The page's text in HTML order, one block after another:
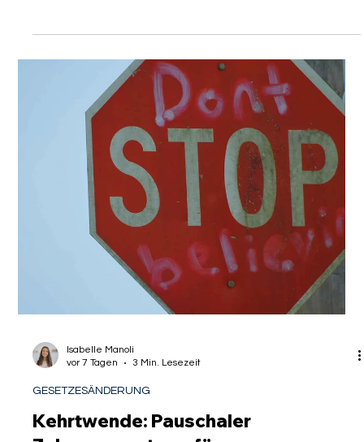
Personalverantwortlichen: Die EU-Mitgliedstaaten haben sich
Geflüchtete aus der Ukraine bis zum 4. März 2028 zu
verlängern. Fast 4,5 Millionen Menschen erhalten damit
theoretisch weitere zwei Jahre Rechtssicherheit. Doch wer
genauer hinsieht, erkennt schnell: Dieser formale
Schutzstatus ist eine trügerische Sicher
Isabelle Manoli
vor 7 Tagen
3 Min. Lesezeit